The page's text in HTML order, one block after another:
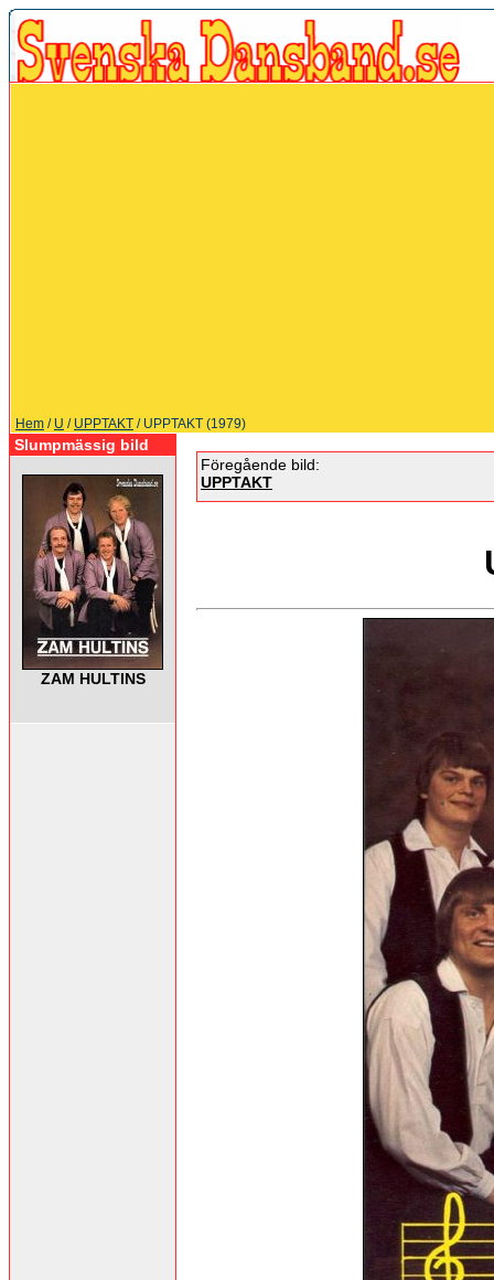
Hem / U / UPPTAKT / UPPTAKT (1979)
Slumpmässig bild
ZAM HULTINS
Föregående bild:
UPPTAKT